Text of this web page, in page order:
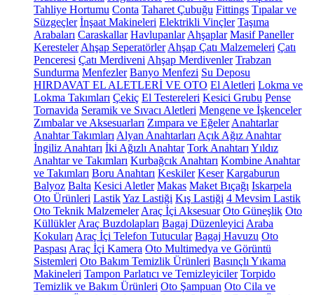
Tahliye Hortumu Conta Taharet Çubuğu Fittings Tıpalar ve
Süzgeçler İnşaat Makineleri Elektrikli Vinçler Taşıma
Arabaları Caraskallar Havlupanlar Ahşaplar Masif Paneller
Keresteler Ahşap Seperatörler Ahşap Çatı Malzemeleri Çatı
Penceresi Çatı Merdiveni Ahşap Merdivenler Trabzan
Sundurma Menfezler Banyo Menfezi Su Deposu
HIRDAVAT EL ALETLERİ VE OTO El Aletleri Lokma ve
Lokma Takımları Çekiç El Testereleri Kesici Grubu Pense
Tornavida Seramik ve Sıvacı Aletleri Mengene ve İşkenceler
Zımbalar ve Aksesuarları Zımpara ve Eğeler Anahtarlar
Anahtar Takımları Alyan Anahtarları Açık Ağız Anahtar
İngiliz Anahtarı İki Ağızlı Anahtar Tork Anahtarı Yıldız
Anahtar ve Takımları Kurbağcık Anahtarı Kombine Anahtar
ve Takımları Boru Anahtarı Keskiler Keser Kargaburun
Balyoz Balta Kesici Aletler Makas Maket Bıçağı Iskarpela
Oto Ürünleri LastikYaz Lastiği Kış Lastiği 4 Mevsim Lastik
Oto Teknik Malzemeler Araç İçi Aksesuar Oto Güneşlik Oto
Küllükler Araç Buzdolapları Bagaj Düzenleyici Araba
Kokuları Araç İçi Telefon Tutucular Bagaj Havuzu Oto
Paspası Araç İçi Kamera Oto Multimedya ve Görüntü
Sistemleri Oto Bakım Temizlik Ürünleri Basınçlı Yıkama
Makineleri Tampon Parlatıcı ve Temizleyiciler Torpido
Temizlik ve Bakım Ürünleri Oto Şampuan Oto Cila ve